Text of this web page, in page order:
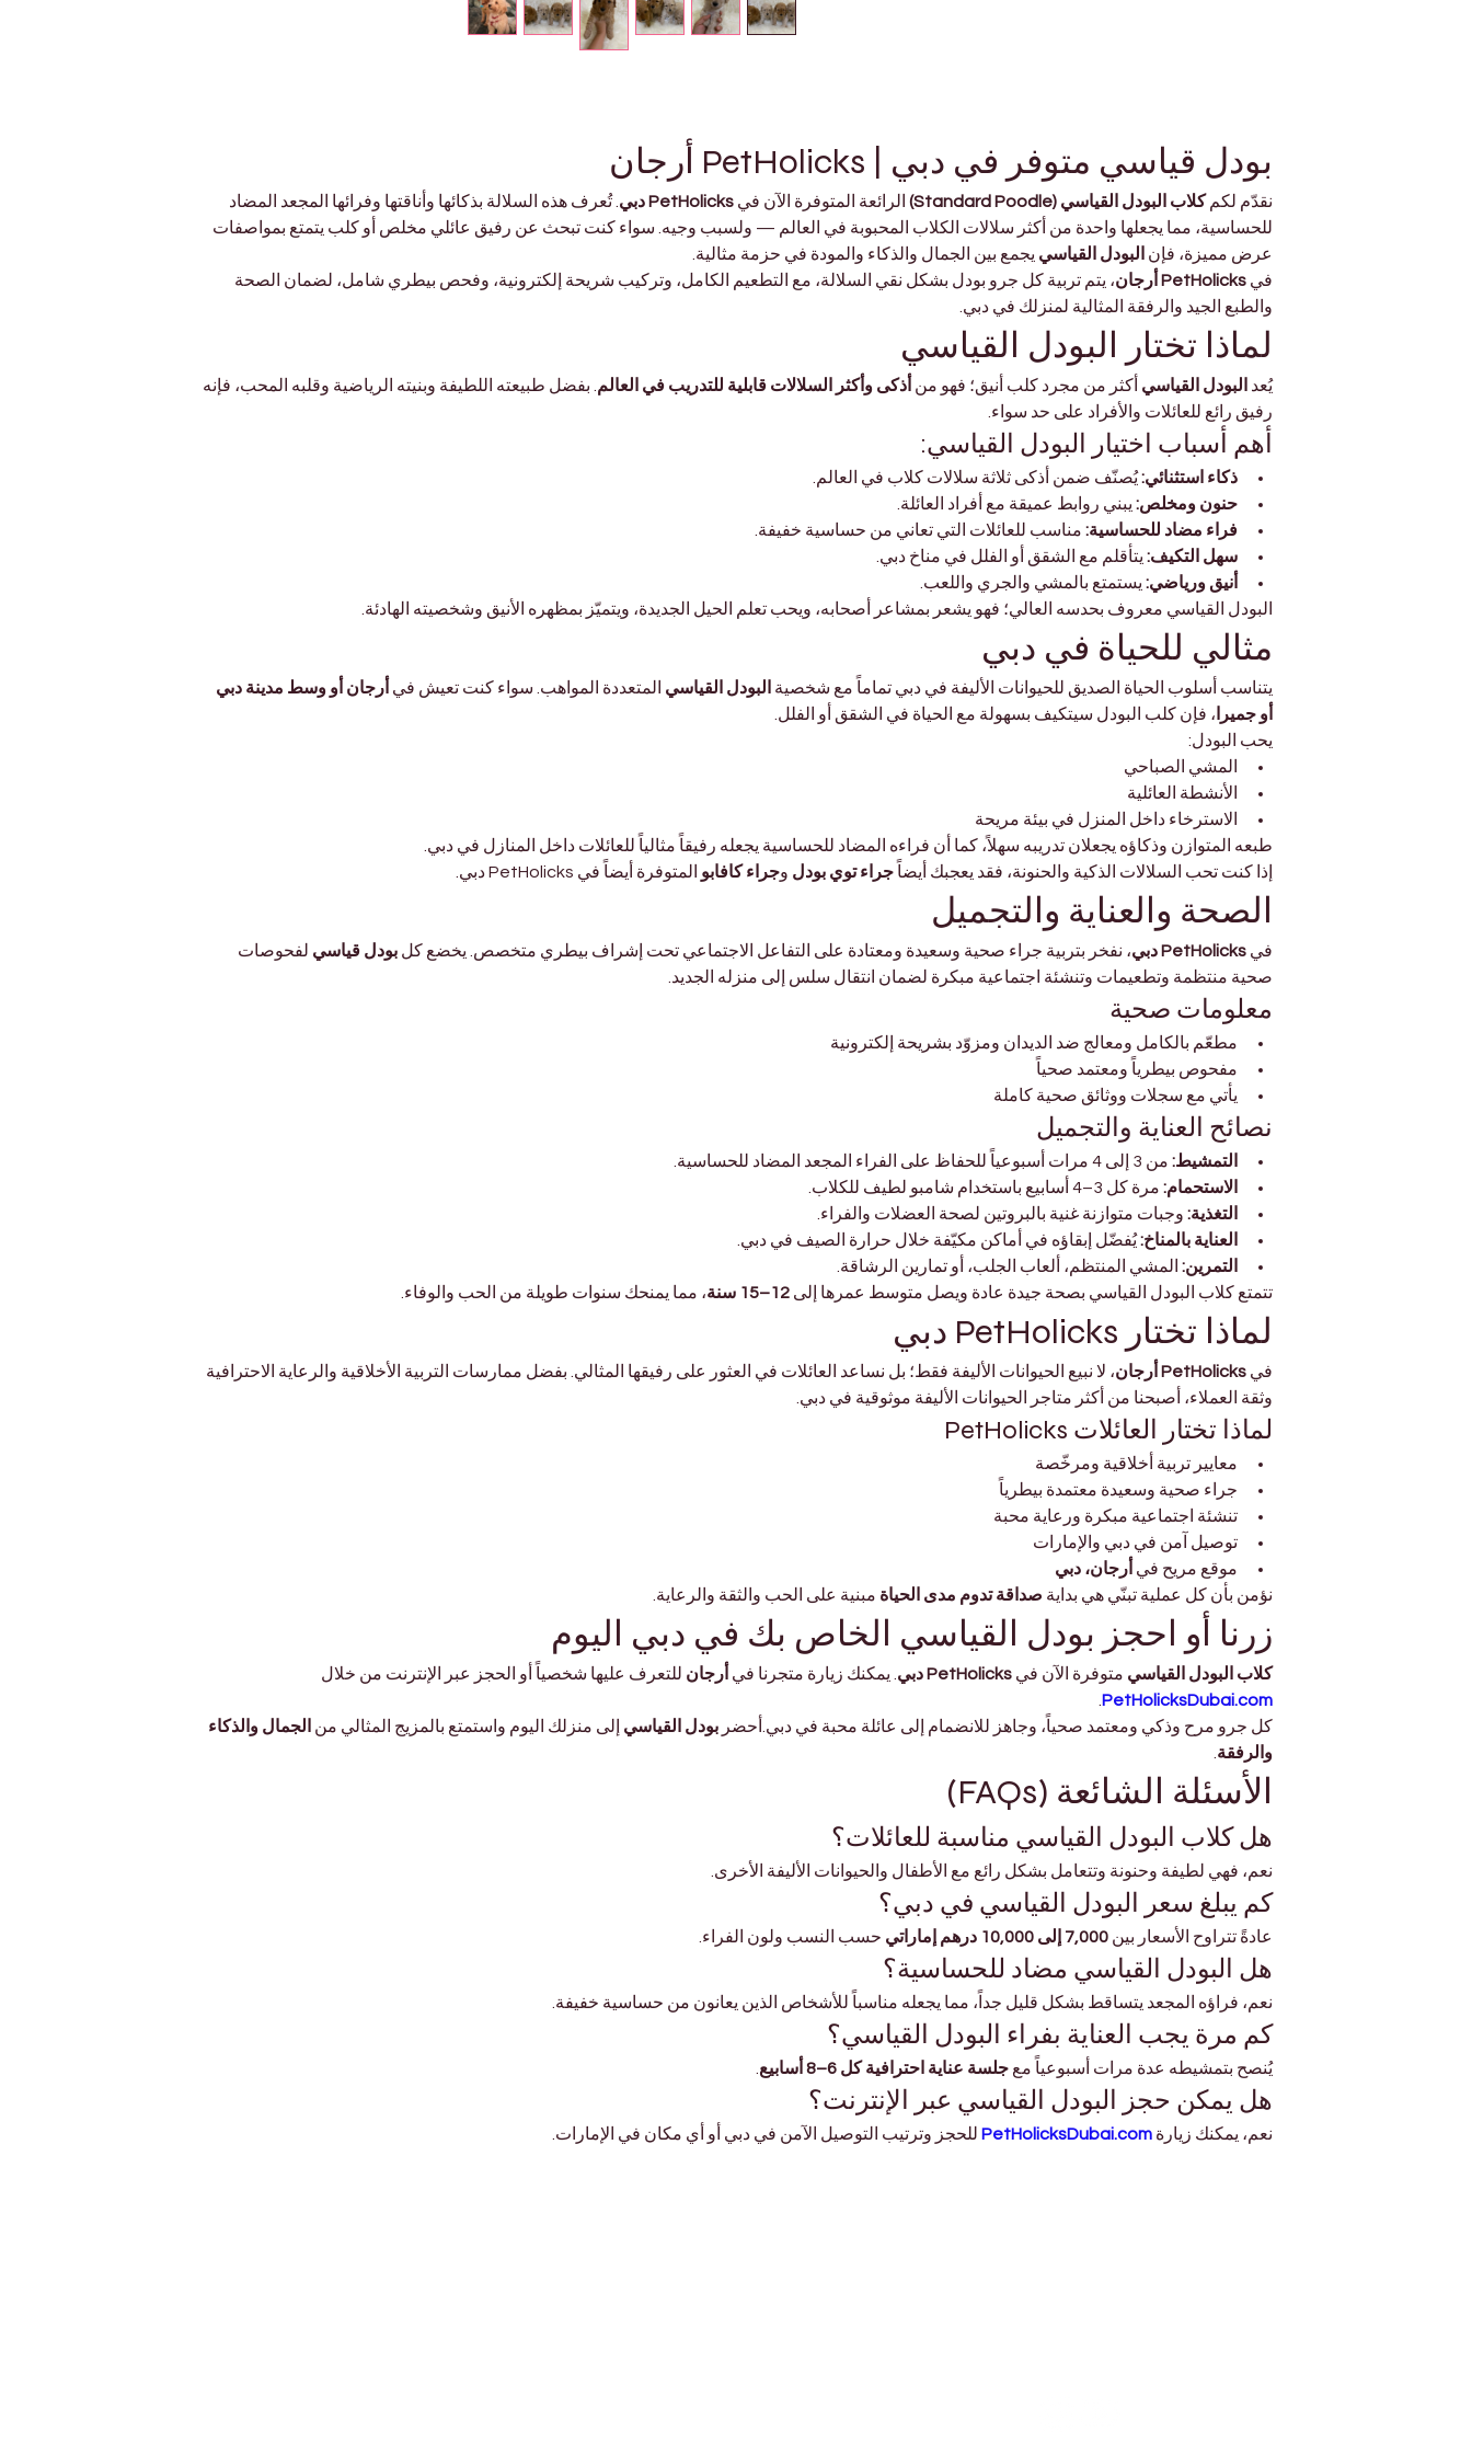
بودل قياسي متوفر في دبي | PetHolicks أرجان
نقدّم لكم كلاب البودل القياسي (Standard Poodle) الرائعة المتوفرة الآن في PetHolicks دبي
. تُعرف هذه السلالة بذكائها وأناقتها وفرائها المجعد المضاد
للحساسية، مما يجعلها واحدة من أكثر سلالات الكلاب المحبوبة في العالم — ولسبب وجيه. سواء كنت تبحث عن رفيق عائلي مخلص أو كلب يتمتع بمواصفات
عرض مميزة، فإن البودل القياسي يجمع بين الجمال والذكاء والمودة في حزمة مثالية.
في PetHolicks أرجان
، يتم تربية كل جرو بودل بشكل نقي السلالة، مع التطعيم الكامل، وتركيب شريحة إلكترونية، وفحص بيطري شامل، لضمان الصحة
والطبع الجيد والرفقة المثالية لمنزلك في دبي.
لماذا تختار البودل القياسي
يُعد البودل القياسي أكثر من مجرد كلب أنيق؛ فهو من أذكى وأكثر السلالات قابلية للتدريب في العالم . بفضل طبيعته اللطيفة وبنيته الرياضية وقلبه المحب، فإنه
رفيق رائع للعائلات والأفراد على حد سواء.
أهم أسباب اختيار البودل القياسي:
ذكاء استثنائي: يُصنّف ضمن أذكى ثلاثة سلالات كلاب في العالم.
حنون ومخلص: يبني روابط عميقة مع أفراد العائلة.
فراء مضاد للحساسية: مناسب للعائلات التي تعاني من حساسية خفيفة.
سهل التكيف: يتأقلم مع الشقق أو الفلل في مناخ دبي.
أنيق ورياضي: يستمتع بالمشي والجري واللعب.
البودل القياسي معروف بحدسه العالي؛ فهو يشعر بمشاعر أصحابه، ويحب تعلم الحيل الجديدة، ويتميّز بمظهره الأنيق وشخصيته الهادئة.
مثالي للحياة في دبي
يتناسب أسلوب الحياة الصديق للحيوانات الأليفة في دبي تماماً مع شخصية البودل القياسي المتعددة المواهب. سواء كنت تعيش في أرجان أو وسط مدينة دبي
أو جميرا ، فإن كلب البودل سيتكيف بسهولة مع الحياة في الشقق أو الفلل.
يحب البودل:
المشي الصباحي
الأنشطة العائلية
الاسترخاء داخل المنزل في بيئة مريحة
طبعه المتوازن وذكاؤه يجعلان تدريبه سهلاً، كما أن فراءه المضاد للحساسية يجعله رفيقاً مثالياً للعائلات داخل المنازل في دبي.
إذا كنت تحب السلالات الذكية والحنونة، فقد يعجبك أيضاً جراء توي بودل وجراء كافابو المتوفرة أيضاً في PetHolicks دبي.
الصحة والعناية والتجميل
في PetHolicks دبي ، نفخر بتربية جراء صحية وسعيدة ومعتادة على التفاعل الاجتماعي تحت إشراف بيطري متخصص. يخضع كل بودل قياسي لفحوصات
صحية منتظمة وتطعيمات وتنشئة اجتماعية مبكرة لضمان انتقال سلس إلى منزله الجديد.
معلومات صحية
مطعّم بالكامل ومعالج ضد الديدان ومزوّد بشريحة إلكترونية
مفحوص بيطرياً ومعتمد صحياً
يأتي مع سجلات ووثائق صحية كاملة
نصائح العناية والتجميل
التمشيط: من 3 إلى 4 مرات أسبوعياً للحفاظ على الفراء المجعد المضاد للحساسية.
الاستحمام: مرة كل 3–4 أسابيع باستخدام شامبو لطيف للكلاب.
التغذية: وجبات متوازنة غنية بالبروتين لصحة العضلات والفراء.
العناية بالمناخ: يُفضّل إبقاؤه في أماكن مكيّفة خلال حرارة الصيف في دبي.
التمرين: المشي المنتظم، ألعاب الجلب، أو تمارين الرشاقة.
تتمتع كلاب البودل القياسي بصحة جيدة عادة ويصل متوسط عمرها إلى 12–15 سنة ، مما يمنحك سنوات طويلة من الحب والوفاء.
لماذا تختار PetHolicks دبي
في PetHolicks أرجان
، لا نبيع الحيوانات الأليفة فقط؛ بل نساعد العائلات في العثور على رفيقها المثالي. بفضل ممارسات التربية الأخلاقية والرعاية الاحترافية
وثقة العملاء، أصبحنا من أكثر متاجر الحيوانات الأليفة موثوقية في دبي.
لماذا تختار العائلات PetHolicks
معايير تربية أخلاقية ومرخّصة
جراء صحية وسعيدة معتمدة بيطرياً
تنشئة اجتماعية مبكرة ورعاية محبة
توصيل آمن في دبي والإمارات
موقع مريح في أرجان، دبي
نؤمن بأن كل عملية تبنّي هي بداية صداقة تدوم مدى الحياة مبنية على الحب والثقة والرعاية.
زرنا أو احجز بودل القياسي الخاص بك في دبي اليوم
كلاب البودل القياسي متوفرة الآن في PetHolicks دبي . يمكنك زيارة متجرنا في أرجان للتعرف عليها شخصياً أو الحجز عبر الإنترنت من خلال
PetHolicksDubai.com
كل جرو مرح وذكي ومعتمد صحياً، وجاهز للانضمام إلى عائلة محبة في دبي.أحضر بودل القياسي إلى منزلك اليوم واستمتع بالمزيج المثالي من الجمال والذكاء
والرفقة
الأسئلة الشائعة (FAQs)
هل كلاب البودل القياسي مناسبة للعائلات؟
نعم، فهي لطيفة وحنونة وتتعامل بشكل رائع مع الأطفال والحيوانات الأليفة الأخرى.
كم يبلغ سعر البودل القياسي في دبي؟
عادةً تتراوح الأسعار بين 7,000 إلى 10,000 درهم إماراتي حسب النسب ولون الفراء.
هل البودل القياسي مضاد للحساسية؟
نعم، فراؤه المجعد يتساقط بشكل قليل جداً، مما يجعله مناسباً للأشخاص الذين يعانون من حساسية خفيفة.
كم مرة يجب العناية بفراء البودل القياسي؟
يُنصح بتمشيطه عدة مرات أسبوعياً مع جلسة عناية احترافية كل 6–8 أسابيع
هل يمكن حجز البودل القياسي عبر الإنترنت؟
نعم، يمكنك زيارة PetHolicksDubai.com للحجز وترتيب التوصيل الآمن في دبي أو أي مكان في الإمارات.